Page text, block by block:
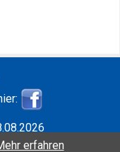
2026
erfahren